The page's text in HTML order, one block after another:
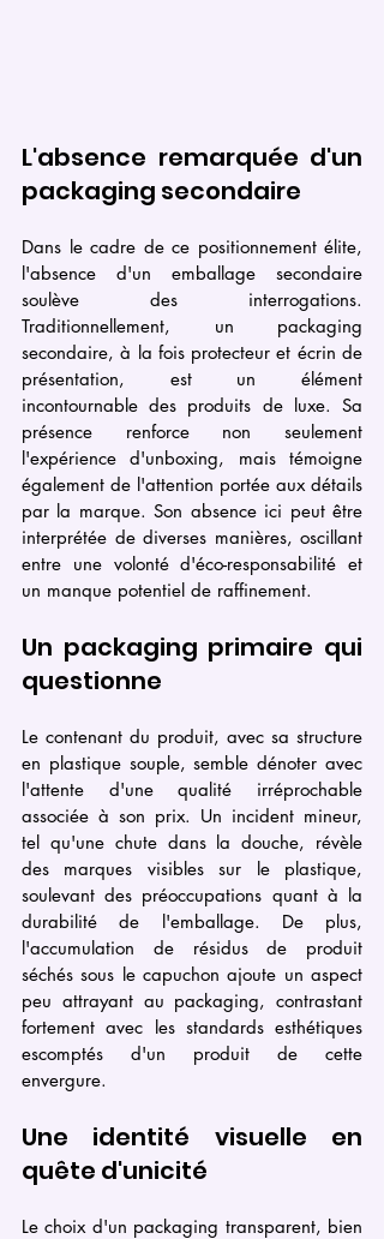
L'absence remarquée d'un
packaging secondaire
Dans le cadre de ce positionnement élite,
l'absence d'un emballage secondaire
soulève des interrogations.
Traditionnellement, un packaging
secondaire, à la fois protecteur et écrin de
présentation, est un élément
incontournable des produits de luxe. Sa
présence renforce non seulement
l'expérience d'unboxing, mais témoigne
également de l'attention portée aux détails
par la marque. Son absence ici peut être
interprétée de diverses manières, oscillant
entre une volonté d'éco-responsabilité et
un manque potentiel de raffinement.
Un packaging primaire qui
questionne
Le contenant du produit, avec sa structure
en plastique souple, semble dénoter avec
l'attente d'une qualité irréprochable
associée à son prix. Un incident mineur,
tel qu'une chute dans la douche, révèle
des marques visibles sur le plastique,
soulevant des préoccupations quant à la
durabilité de l'emballage. De plus,
l'accumulation de résidus de produit
séchés sous le capuchon ajoute un aspect
peu attrayant au packaging, contrastant
fortement avec les standards esthétiques
escomptés d'un produit de cette
envergure.
Une identité visuelle en
quête d'unicité
Le choix d'un packaging transparent, bien